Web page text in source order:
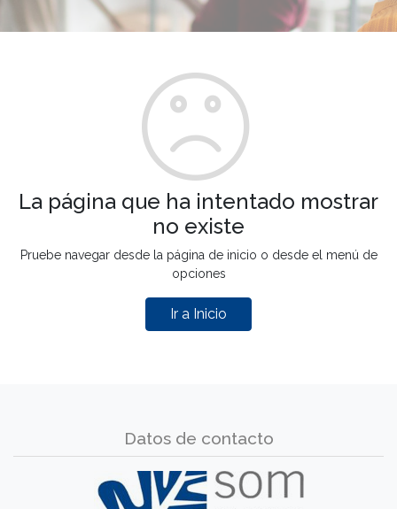
La página que ha intentado mostrar
no existe
Pruebe navegar desde la página de inicio o desde el menú de
opciones
Ir a Inicio
Datos de contacto